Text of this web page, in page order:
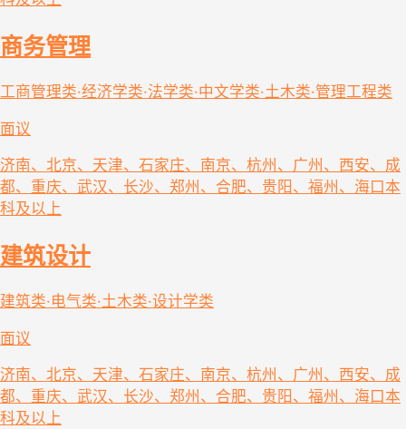
商务管理
工商管理类·经济学类·法学类·中文学类·土木类·管理工程类
面议
济南、北京、天津、石家庄、南京、杭州、广州、西安、成
都、重庆、武汉、长沙、郑州、合肥、贵阳、福州、海口本
科及以上
建筑设计
建筑类·电气类·土木类·设计学类
面议
济南、北京、天津、石家庄、南京、杭州、广州、西安、成
都、重庆、武汉、长沙、郑州、合肥、贵阳、福州、海口本
科及以上